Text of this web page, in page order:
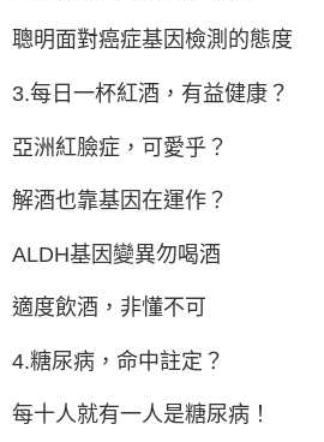
聰明面對癌症基因檢測的態度
3.每日一杯紅酒，有益健康？
亞洲紅臉症，可愛乎？
解酒也靠基因在運作？
ALDH基因變異勿喝酒
適度飲酒，非懂不可
4.糖尿病，命中註定？
每十人就有一人是糖尿病！